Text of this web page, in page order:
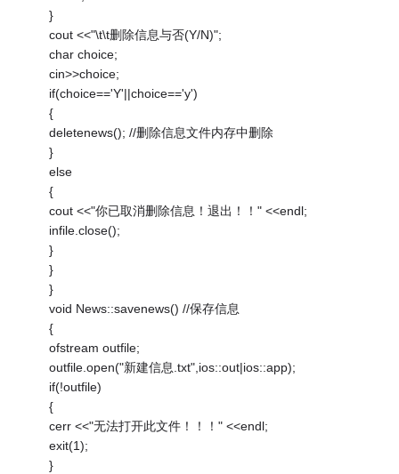
}
cout <<"\t\t删除信息与否(Y/N)";
char choice;
cin>>choice;
if(choice=='Y'||choice=='y')
{
deletenews(); //删除信息文件内存中删除
}
else
{
cout <<"你已取消删除信息！退出！！" <<endl;
infile.close();
}
}
}
void News::savenews() //保存信息
{
ofstream outfile;
outfile.open("新建信息.txt",ios::out|ios::app);
if(!outfile)
{
cerr <<"无法打开此文件！！！" <<endl;
exit(1);
}